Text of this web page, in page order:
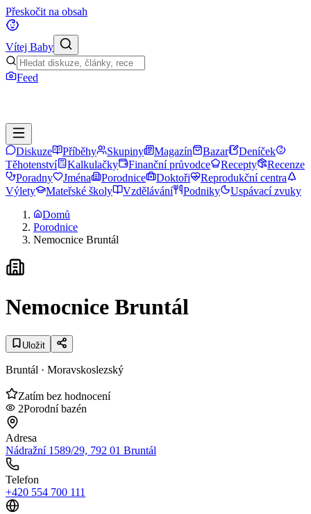
Přeskočit na obsah
Vítej Baby
Feed
Diskuze Příběhy Skupiny Magazín Bazar
Deníček
Těhotenství
Kalkulačky Finanční průvodce Recepty
Recenze
Poradny
Jména Porodnice Doktoři
Reprodukční centra
Výlety
Mateřské školy Vzdělávání Podniky
Uspávací zvuky
Domů
Porodnice
Nemocnice Bruntál
Nemocnice Bruntál
Uložit
Bruntál · Moravskoslezský
Zatím bez hodnocení
2Porodní bazén
Adresa
Nádražní 1589/29, 792 01 Bruntál
Telefon
+420 554 700 111